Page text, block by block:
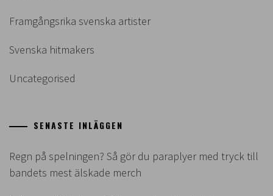
Framgångsrika svenska artister
Svenska hitmakers
Uncategorised
SENASTE INLÄGGEN
Regn på spelningen? Så gör du paraplyer med tryck till
bandets mest älskade merch